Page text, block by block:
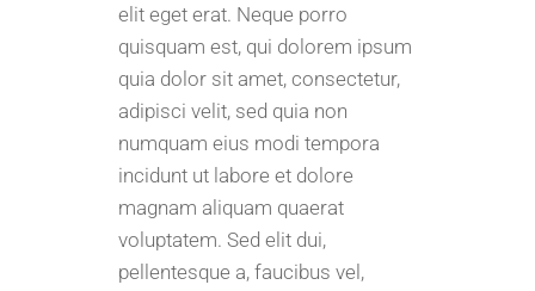
elit eget erat. Neque porro
quisquam est, qui dolorem ipsum
quia dolor sit amet, consectetur,
adipisci velit, sed quia non
numquam eius modi tempora
incidunt ut labore et dolore
magnam aliquam quaerat
voluptatem. Sed elit dui,
pellentesque a, faucibus vel,